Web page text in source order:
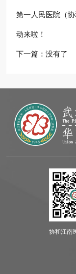
第一人民医院（
动来啦！
下一篇：没有了
协和江南